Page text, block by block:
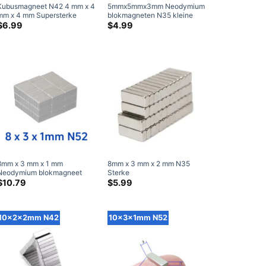
N42 4 mm x 4
x 4 mm Supersterke
vierkante
6.99
5mmx5mmx3mm Neodymium
blokmagneten N35 kleine
sterke platte rechthoek
$4.99
x 3 mm x 1 mm
blokmagneet
Sterke 8x3x1mm
10.79
8mm x 3 mm x 2 mm N35
Sterke
neodymiumblokmagneten
$5.99
N42 10x3x1mm N52